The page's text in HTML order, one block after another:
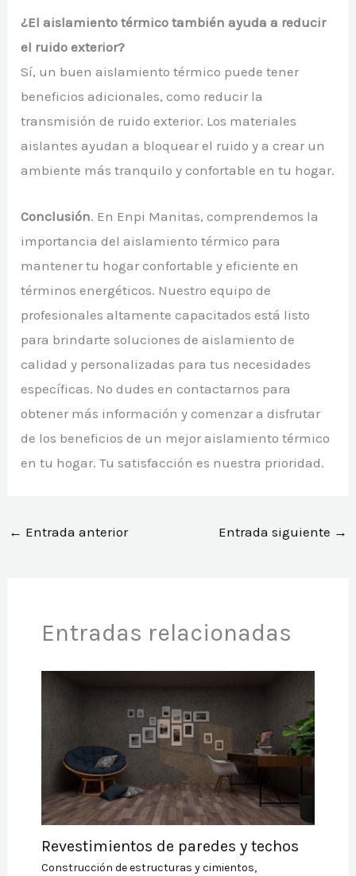
¿El aislamiento térmico también ayuda a reducir
el ruido exterior?
Sí, un buen aislamiento térmico puede tener
beneficios adicionales, como reducir la
transmisión de ruido exterior. Los materiales
aislantes ayudan a bloquear el ruido y a crear un
ambiente más tranquilo y confortable en tu hogar.
Conclusión. En Enpi Manitas, comprendemos la
importancia del aislamiento térmico para
mantener tu hogar confortable y eficiente en
términos energéticos. Nuestro equipo de
profesionales altamente capacitados está listo
para brindarte soluciones de aislamiento de
calidad y personalizadas para tus necesidades
específicas. No dudes en contactarnos para
obtener más información y comenzar a disfrutar
de los beneficios de un mejor aislamiento térmico
en tu hogar. Tu satisfacción es nuestra prioridad.
← Entrada anterior Entrada siguiente →
Entradas relacionadas
Revestimientos de paredes y techos
Construcción de estructuras y cimientos,